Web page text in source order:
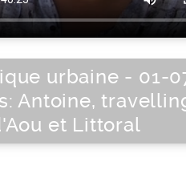
urbaine - 01-
Antoine,
et Littoral